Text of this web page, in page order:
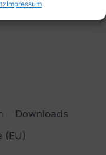
Impressum
Downloads
(EU)